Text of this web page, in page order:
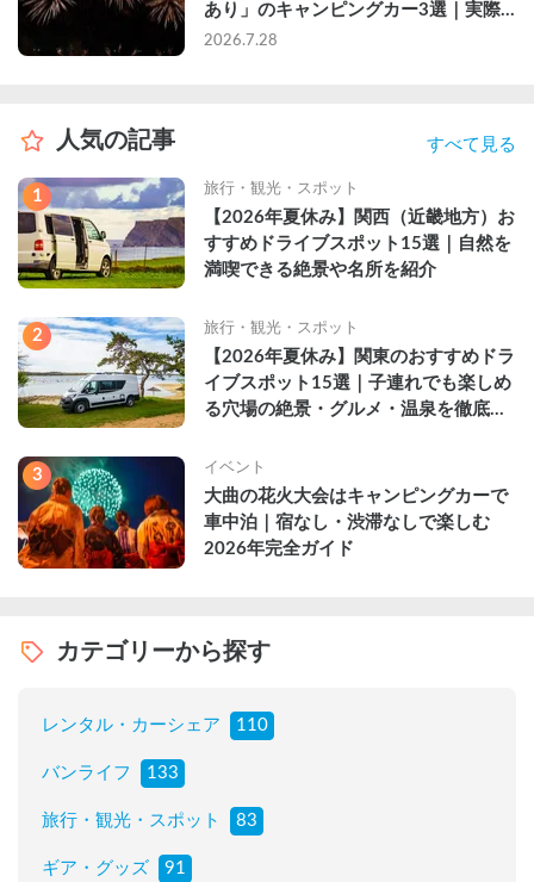
あり」のキャンピングカー3選｜実際
に利用したゲストのレビュー付き
2026.7.28
人気の記事 すべて見る
1 旅行・観光・スポット
【2026年夏休み】関西（近畿地方）お
すすめドライブスポット15選｜自然を
満喫できる絶景や名所を紹介
2 旅行・観光・スポット
【2026年夏休み】関東のおすすめドラ
イブスポット15選｜子連れでも楽しめ
る穴場の絶景・グルメ・温泉を徹底解
3 イベント
大曲の花火大会はキャンピングカーで
車中泊｜宿なし・渋滞なしで楽しむ
2026年完全ガイド
カテゴリーから探す
レンタル・カーシェア 110
バンライフ 133
旅行・観光・スポット 83
ギア・グッズ 91